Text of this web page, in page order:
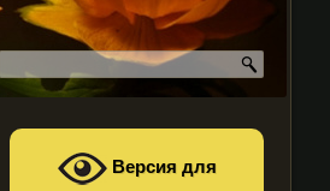
Версия для